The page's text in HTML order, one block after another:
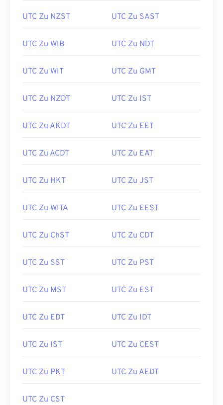
UTC Zu NZST UTC Zu SAST
UTC Zu WIB UTC Zu NDT
UTC Zu WIT UTC Zu GMT
UTC Zu NZDT UTC Zu IST
UTC Zu AKDT UTC Zu EET
UTC Zu ACDT UTC Zu EAT
UTC Zu HKT UTC Zu JST
UTC Zu WITA UTC Zu EEST
UTC Zu ChST UTC Zu CDT
UTC Zu SST UTC Zu PST
UTC Zu MST UTC Zu EST
UTC Zu EDT UTC Zu IDT
UTC Zu IST UTC Zu CEST
UTC Zu PKT UTC Zu AEDT
UTC Zu CST